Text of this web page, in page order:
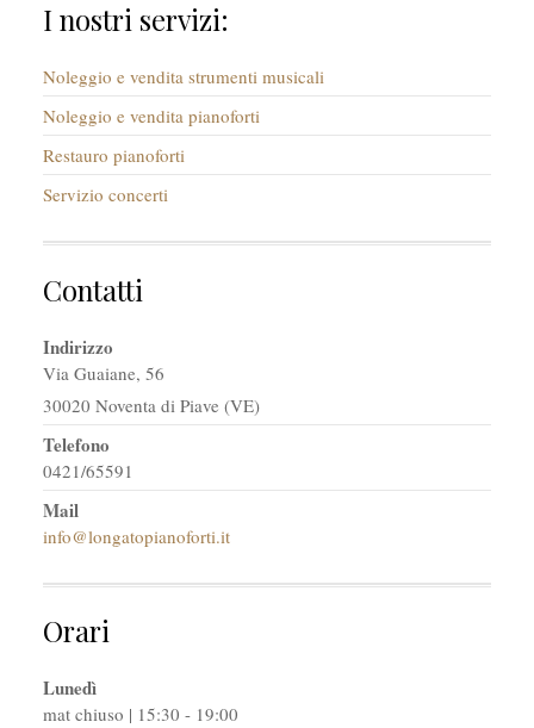
I nostri servizi:
Noleggio e vendita strumenti musicali
Noleggio e vendita pianoforti
Restauro pianoforti
Servizio concerti
Contatti
Indirizzo
Via Guaiane, 56
30020 Noventa di Piave (VE)
Telefono
0421/65591
Mail
info@longatopianoforti.it
Orari
Lunedì
mat chiuso | 15:30 - 19:00